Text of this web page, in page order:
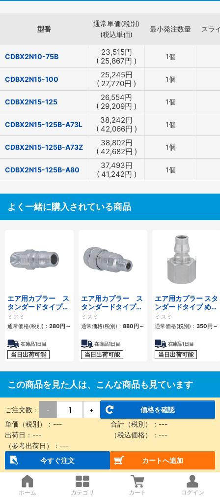
型番
通常単価(税別)
(税込単価)
最小発注数量 スラ
CDBX2N10-75B 23,515円
( 25,867円 ) 1個
CDBX2N15-100 25,245円
( 27,770円 ) 1個
CDBX2N15-125 26,554円
( 29,209円 ) 1個
CDBX2N15-125B-A73L 38,242円
( 42,066円 ) 1個
CDBX2N15-125B-A73Z 38,802円
( 42,682円 ) 1個
CDBX2N15-125B-A80 37,493円
( 41,242円 ) 1個
よく一緒に購入されている商品
エア用カプラー ス
タンダードタイプ
おねじプラグ
ミスミ
通常価格(税別)： 280円～
在庫品1日目
当日出荷可能
エア用カプラー ス
タンダードタイプ
おねじソケット
ミスミ
通常価格(税別)： 880円～
在庫品1日目
当日出荷可能
エア用カプラー スタ
ンダードタイプ めね
じプラグ
ミスミ
通常価格(税別)： 350円～
在庫品1日目
当日出荷可能
この商品を見た人は、こんな商品も見ています
スライドユニット シ
ョックアブソーバ内
蔵形 すべり軸受
SMC
スライドユニット シ
ョックアブソーバ内
蔵形 ボールブッシュ
SMC
スライドユニット シ
ョックアブソーバ内
蔵形 二次電池対応
ご注文数： - +
価格を確認
単価（税別）： --- 合計（税別）： ---
出荷日： --- （税込価格）： ---
（参考出荷日）： ---
今すぐ注文
カートへ追加
ホーム カテゴリ カート ログイン